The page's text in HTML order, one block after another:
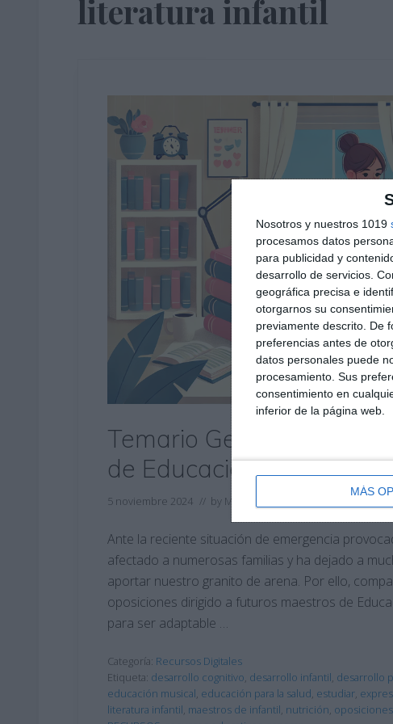
Nosotros y nuestros 1019
procesamos datos
para publicidad y
desarrollo de servicios.
geográfica precisa e
otorgarnos su
previamente descrito. De
preferencias antes de
datos personales puede
procesamiento. Sus
consentimiento en
inferior de la página web.
MÁS
literatura infantil
Temario General de
de Educación Infantil
5 noviembre 2024 // by Miguel Olivares
Ante la reciente situación de emergencia
afectado a numerosas familias y ha dejado a
aportar nuestro granito de arena. Por ello,
oposiciones dirigido a futuros maestros de
para ser adaptable …
Categoría: Recursos Digitales
Etiqueta: desarrollo cognitivo, desarrollo infantil, desarrollo
educación musical, educación para la salud, estudiar,
literatura infantil, maestros de infantil, nutrición, oposiciones